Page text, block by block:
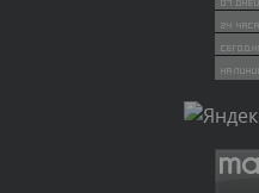
Комментарий
Текст комментария
администратором.